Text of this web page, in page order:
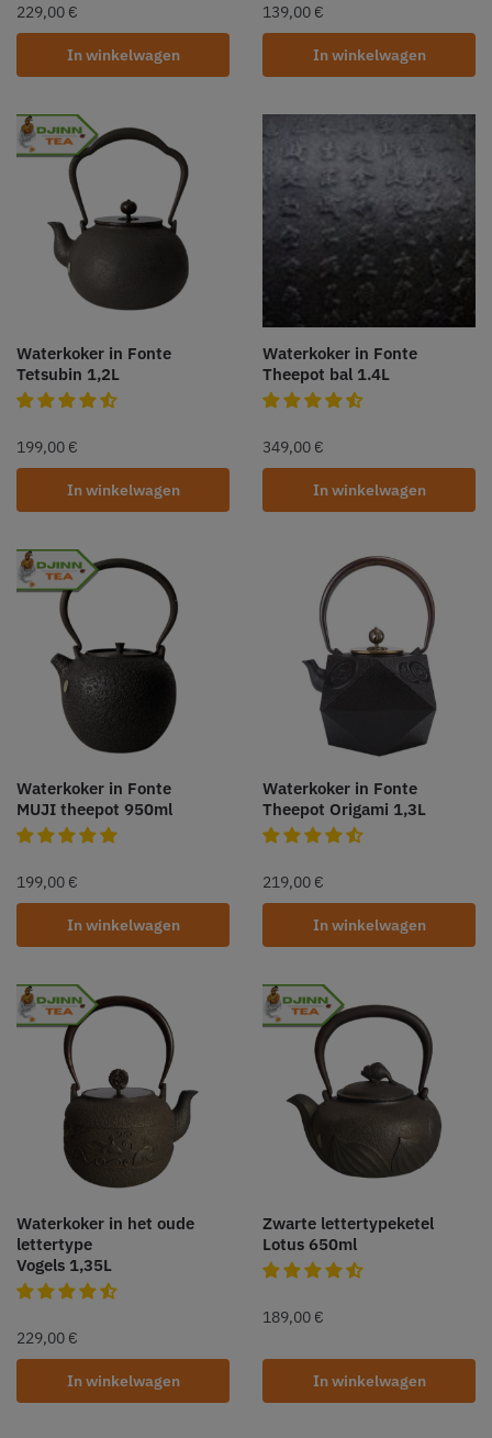
229,00 €
In winkelwagen
139,00 €
In winkelwagen
Waterkoker in Fonte
Tetsubin 1,2L
199,00 €
In winkelwagen
Waterkoker in Fonte
Theepot bal 1.4L
349,00 €
In winkelwagen
Waterkoker in Fonte
MUJI theepot 950ml
199,00 €
In winkelwagen
Waterkoker in Fonte
Theepot Origami 1,3L
219,00 €
In winkelwagen
Waterkoker in het oude
lettertype
Vogels 1,35L
229,00 €
In winkelwagen
Zwarte lettertypeketel
Lotus 650ml
189,00 €
In winkelwagen